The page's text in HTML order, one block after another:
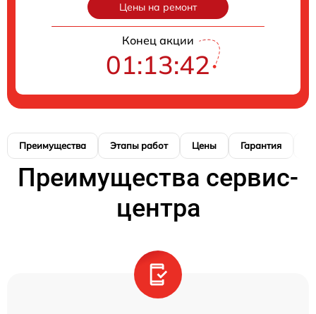
Цены на ремонт
Конец акции
01:13:41
Преимущества Этапы работ Цены Гарантия
Преимущества сервис-
центра